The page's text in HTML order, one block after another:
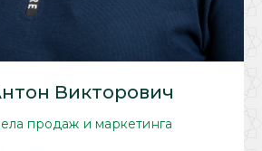
Викторович
продаж и маркетинга